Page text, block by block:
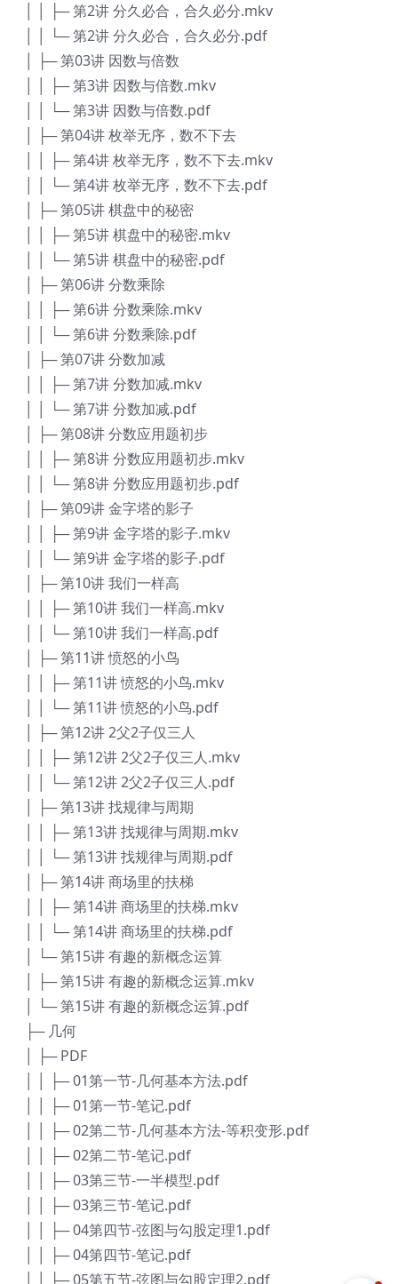
│ │ ├─ 第2讲 分久必合，合久必分.mkv
│ │ └─ 第2讲 分久必合，合久必分.pdf
│ ├─ 第03讲 因数与倍数
│ │ ├─ 第3讲 因数与倍数.mkv
│ │ └─ 第3讲 因数与倍数.pdf
│ ├─ 第04讲 枚举无序，数不下去
│ │ ├─ 第4讲 枚举无序，数不下去.mkv
│ │ └─ 第4讲 枚举无序，数不下去.pdf
│ ├─ 第05讲 棋盘中的秘密
│ │ ├─ 第5讲 棋盘中的秘密.mkv
│ │ └─ 第5讲 棋盘中的秘密.pdf
│ ├─ 第06讲 分数乘除
│ │ ├─ 第6讲 分数乘除.mkv
│ │ └─ 第6讲 分数乘除.pdf
│ ├─ 第07讲 分数加减
│ │ ├─ 第7讲 分数加减.mkv
│ │ └─ 第7讲 分数加减.pdf
│ ├─ 第08讲 分数应用题初步
│ │ ├─ 第8讲 分数应用题初步.mkv
│ │ └─ 第8讲 分数应用题初步.pdf
│ ├─ 第09讲 金字塔的影子
│ │ ├─ 第9讲 金字塔的影子.mkv
│ │ └─ 第9讲 金字塔的影子.pdf
│ ├─ 第10讲 我们一样高
│ │ ├─ 第10讲 我们一样高.mkv
│ │ └─ 第10讲 我们一样高.pdf
│ ├─ 第11讲 愤怒的小鸟
│ │ ├─ 第11讲 愤怒的小鸟.mkv
│ │ └─ 第11讲 愤怒的小鸟.pdf
│ ├─ 第12讲 2父2子仅三人
│ │ ├─ 第12讲 2父2子仅三人.mkv
│ │ └─ 第12讲 2父2子仅三人.pdf
│ ├─ 第13讲 找规律与周期
│ │ ├─ 第13讲 找规律与周期.mkv
│ │ └─ 第13讲 找规律与周期.pdf
│ ├─ 第14讲 商场里的扶梯
│ │ ├─ 第14讲 商场里的扶梯.mkv
│ │ └─ 第14讲 商场里的扶梯.pdf
│ └─ 第15讲 有趣的新概念运算
│ ├─ 第15讲 有趣的新概念运算.mkv
│ └─ 第15讲 有趣的新概念运算.pdf
├─ 几何
│ ├─ PDF
│ │ ├─ 01第一节-几何基本方法.pdf
│ │ ├─ 01第一节-笔记.pdf
│ │ ├─ 02第二节-几何基本方法-等积变形.pdf
│ │ ├─ 02第二节-笔记.pdf
│ │ ├─ 03第三节-一半模型.pdf
│ │ ├─ 03第三节-笔记.pdf
│ │ ├─ 04第四节-弦图与勾股定理1.pdf
│ │ ├─ 04第四节-笔记.pdf
│ │ ├─ 05第五节-弦图与勾股定理2.pdf